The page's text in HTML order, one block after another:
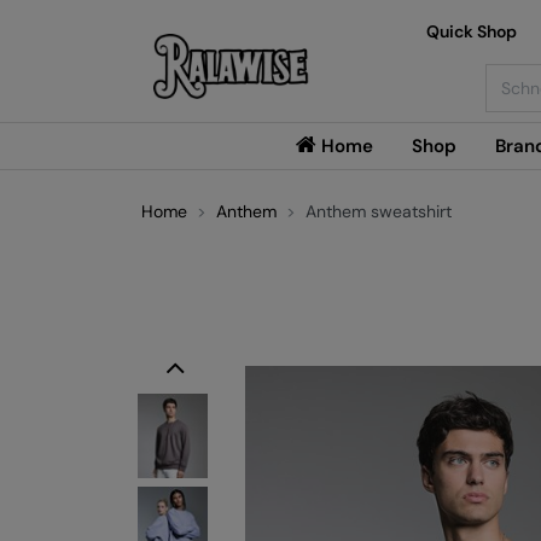
Home Shop
Quick Shop
Home Anthem Anthem sweatshirt
Previous